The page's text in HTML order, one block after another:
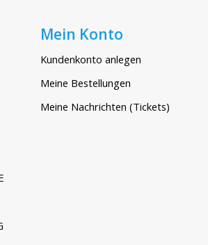
Mein Konto
Kundenkonto anlegen
Meine Bestellungen
Meine Nachrichten (Tickets)